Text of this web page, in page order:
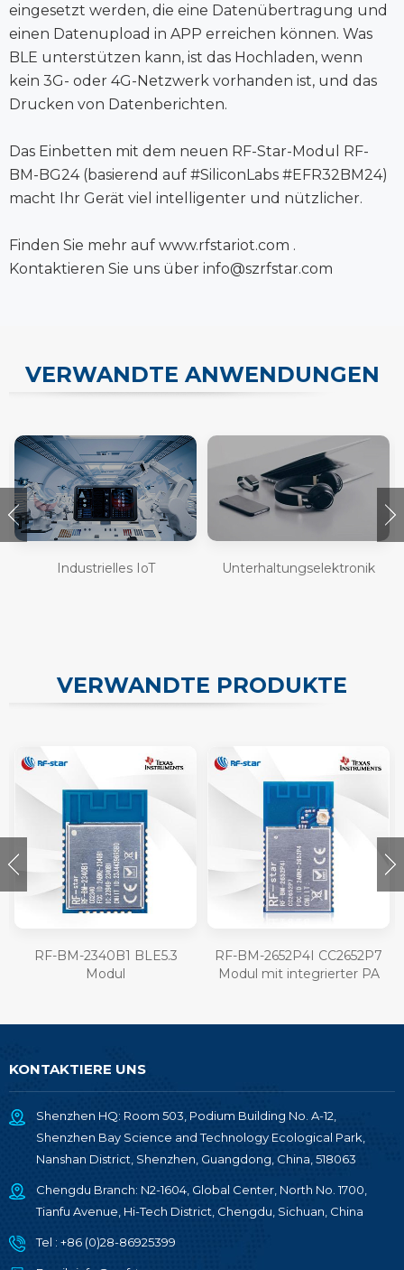
eingesetzt werden, die eine Datenübertragung und
einen Datenupload in APP erreichen können. Was
BLE unterstützen kann, ist das Hochladen, wenn
kein 3G- oder 4G-Netzwerk vorhanden ist, und das
Drucken von Datenberichten.
Das Einbetten mit dem neuen RF-Star-Modul RF-
BM-BG24 (basierend auf #SiliconLabs #EFR32BM24)
macht Ihr Gerät viel intelligenter und nützlicher.
Finden Sie mehr auf www.rfstariot.com .
Kontaktieren Sie uns über info@szrfstar.com
VERWANDTE ANWENDUNGEN
Industrielles IoT Unterhaltungselektronik
VERWANDTE PRODUKTE
RF-BM-2340B1 BLE5.3
Modul
RF-BM-2652P4I CC2652P7
Modul mit integrierter PA
KONTAKTIERE UNS
Shenzhen HQ: Room 503, Podium Building No. A-12,
Shenzhen Bay Science and Technology Ecological Park,
Nanshan District, Shenzhen, Guangdong, China, 518063
Chengdu Branch: N2-1604, Global Center, North No. 1700,
Tianfu Avenue, Hi-Tech District, Chengdu, Sichuan, China
Tel : +86 (0)28-86925399